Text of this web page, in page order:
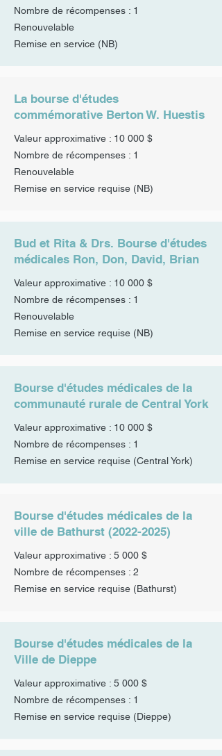
Nombre de récompenses : 1
Renouvelable
Remise en service (NB)
La bourse d'études
commémorative Berton W. Huestis
Valeur approximative : 10 000 $
Nombre de récompenses : 1
Renouvelable
Remise en service requise (NB)
Bud et Rita & Drs. Bourse d'études
médicales Ron, Don, David, Brian
Valeur approximative : 10 000 $
Nombre de récompenses : 1
Renouvelable
Remise en service requise (NB)
Bourse d'études médicales de la
communauté rurale de Central York
Valeur approximative : 10 000 $
Nombre de récompenses : 1
Remise en service requise (Central York)
Bourse d'études médicales de la
ville de Bathurst (2022-2025)
Valeur approximative : 5 000 $
Nombre de récompenses : 2
Remise en service requise (Bathurst)
Bourse d'études médicales de la
Ville de Dieppe
Valeur approximative : 5 000 $
Nombre de récompenses : 1
Remise en service requise (Dieppe)